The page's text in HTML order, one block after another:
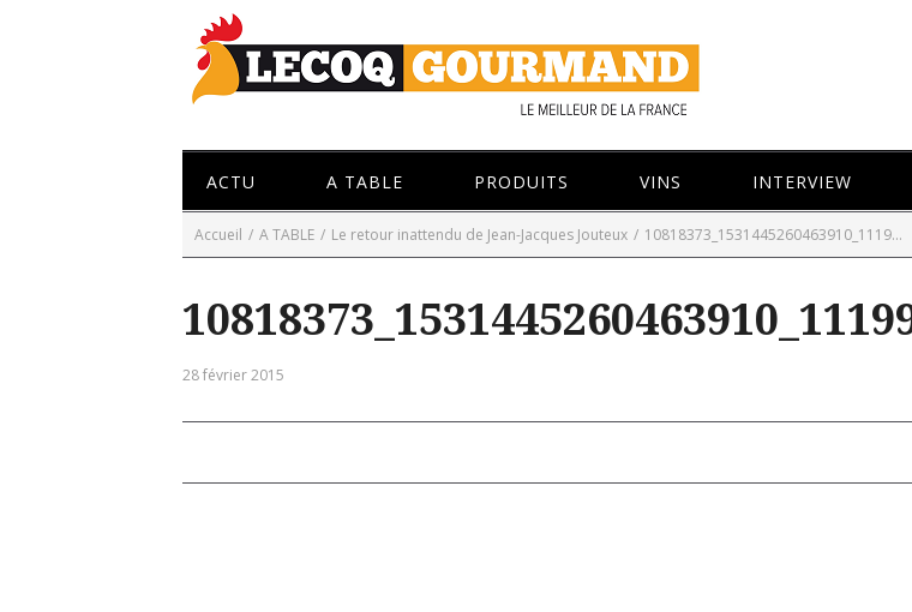
ACTU A TABLE PRODUITS VINS INTERVIEW
Accueil / A TABLE / Le retour inattendu de Jean-Jacques Jouteux / 10818373_1531445260463910_1119...
28 février 2015